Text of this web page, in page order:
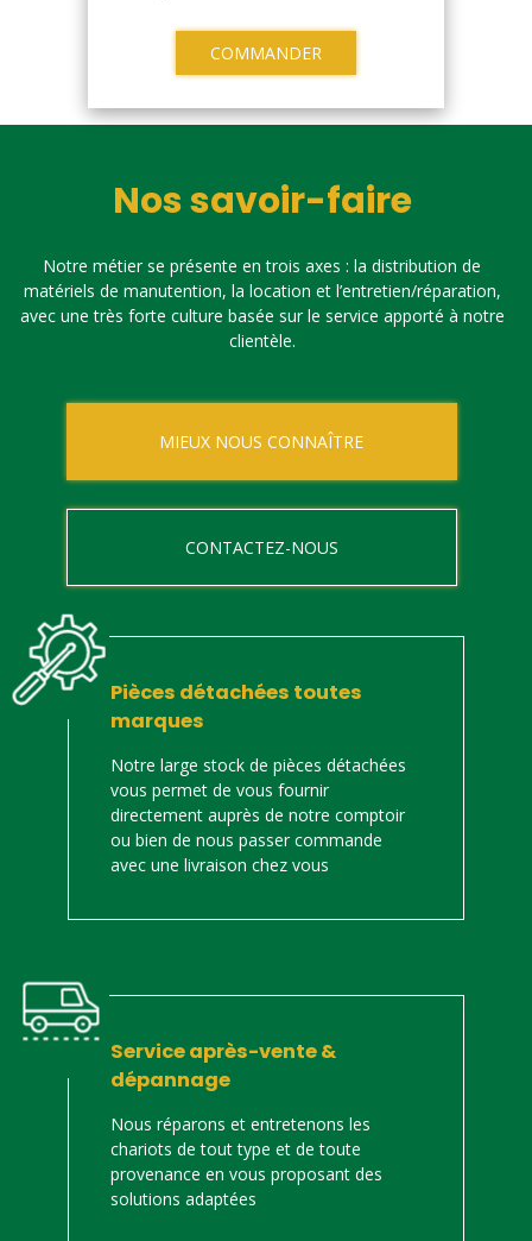
COMMANDER
Nos savoir-faire
Notre métier se présente en trois axes : la distribution de
matériels de manutention, la location et l’entretien/réparation,
avec une très forte culture basée sur le service apporté à notre
clientèle.
MIEUX NOUS CONNAÎTRE
CONTACTEZ-NOUS
Pièces détachées toutes
marques
Notre large stock de pièces détachées
vous permet de vous fournir
directement auprès de notre comptoir
ou bien de nous passer commande
avec une livraison chez vous
Service après-vente &
dépannage
Nous réparons et entretenons les
chariots de tout type et de toute
provenance en vous proposant des
solutions adaptées